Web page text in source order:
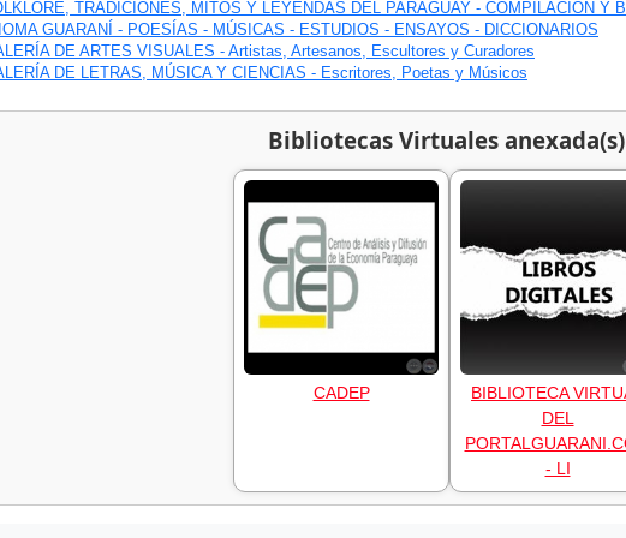
TRADICIONES, MITOS Y LEYENDAS DEL PARAGUAY - COMPILACIÓN Y
GUARANÍ - POESÍAS - MÚSICAS - ESTUDIOS - ENSAYOS - DICCIONARIOS
DE ARTES VISUALES - Artistas, Artesanos, Escultores y Curadores
DE LETRAS, MÚSICA Y CIENCIAS - Escritores, Poetas y Músicos
Bibliotecas Virtuales
CADEP
BIBLIOTECA
DEL
- LI